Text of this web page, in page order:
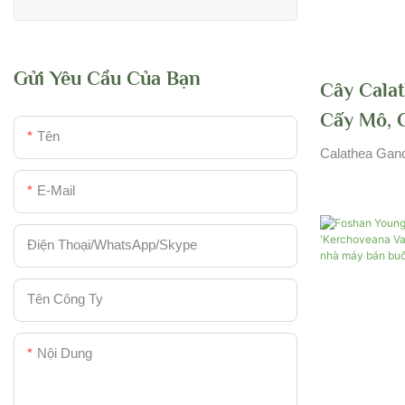
Ravenala
Cây tre
Gửi Yêu Cầu Của Bạn
Tên
E-Mail
Điện Thoại/WhatsApp/Skype
Tên Công Ty
Nội Dung
Cây
Cấy Mô,
Foshan
Calathea